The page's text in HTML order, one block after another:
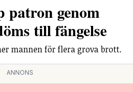
patron genom
till fängelse
mannen för flera grova brott.
ANNONS